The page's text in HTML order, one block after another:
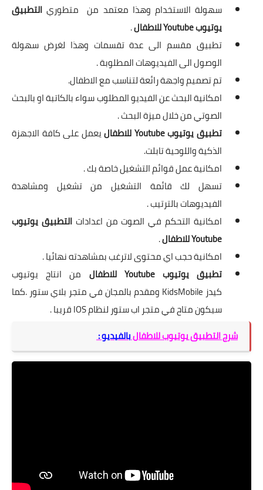
سهولة الاستخدام وهذا معتمد من متطوري التطبيق
يوتيوب Youtube للاطفال
.
تطبيق مقسم الى عدة تقسمات وهذا لغرض سهولة
الوصول الى الفيديوهات المطلوبة .
تم تصميم واجهة رائعة لتناسب مع الاطفال.
امكانية البحث عن الفيديو المطلوب سواء بالكاتبة او بالبحث
الصوتي من خلال ميزة البحث .
تطبيق يوتيوب Youtube للاطفال
يعمل على كافة الاجهزة
الذكية واللوحية تابلت.
امكانية عمل قوائم التشغيل خاصة بك .
تسهل لك قائمة التشغيل من تشغيل ومشاهدة
الفيديوهات بالترتيب .
امكانية التحكم في الصوت من اعداداتالتطبيق يوتيوب
Youtube للاطفال
.
امكانية حجب اي محتوى لاترغب بمشاهدته نهائيا .
تطبيق يوتيوب Youtube للاطفال
من انتاج يوتيوب
كيدز KidsMobile ومقدم بالمجان في متجر بلاي ستور .كما
سيكون متاح في متجر اب ستور لنظام IOS قريبا .
شرح التطبيقيوتيوب للاطفالبالفيديو :